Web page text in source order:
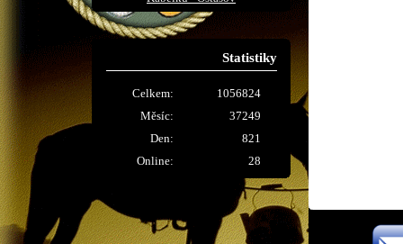
Statistiky
Online: 28
Celkem:
1056824
Měsíc:
37249
Den:
821